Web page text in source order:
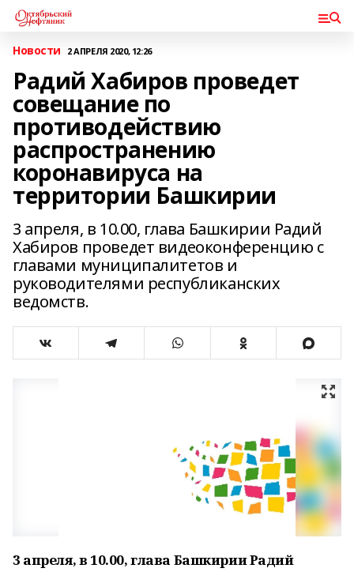
Новости 2 АПРЕЛЯ 2020, 12:26
Радий Хабиров проведет
совещание по
противодействию
распространению
коронавируса на
территории Башкирии
3 апреля, в 10.00, глава Башкирии Радий
Хабиров проведет видеоконференцию с
главами муниципалитетов и
руководителями республиканских
ведомств.
3 апреля, в 10.00, глава Башкирии Радий